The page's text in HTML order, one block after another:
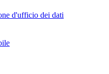
d'ufficio dei dati